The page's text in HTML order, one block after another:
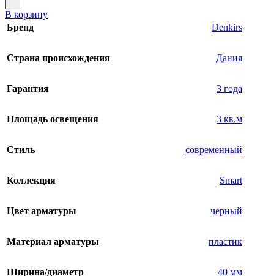
В корзину
Бренд
Denkirs
Страна происхождения Дания
Гарантия 3 года
Площадь освещения 3 кв.м
Стиль современный
Коллекция Smart
Цвет арматуры черный
Материал арматуры пластик
Ширина/диаметр 40 мм